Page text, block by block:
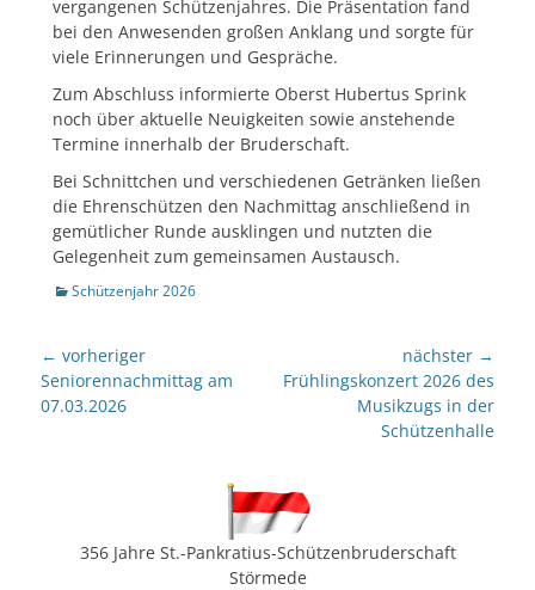
vergangenen Schützenjahres. Die Präsentation fand
bei den Anwesenden großen Anklang und sorgte für
viele Erinnerungen und Gespräche.
Zum Abschluss informierte Oberst Hubertus Sprink
noch über aktuelle Neuigkeiten sowie anstehende
Termine innerhalb der Bruderschaft.
Bei Schnittchen und verschiedenen Getränken ließen
die Ehrenschützen den Nachmittag anschließend in
gemütlicher Runde ausklingen und nutzten die
Gelegenheit zum gemeinsamen Austausch.
Kategorien
Schützenjahr 2026
Beitragsnavigation
← vorheriger
Vorheriger
Beitrag:
Seniorennachmittag am
07.03.2026
nächster →
nächster
Frühlingskonzert 2026 des
Musikzugs in der
Schützenhalle
356 Jahre St.-Pankratius-Schützenbruderschaft
Störmede